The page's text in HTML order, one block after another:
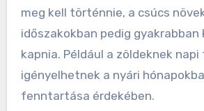
meg kell történnie, a csúcs
időszakokban pedig gyakrabban
kapnia. Például a zöldeknek
igényelhetnek a nyári
fenntartása érdekében.